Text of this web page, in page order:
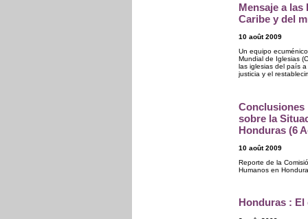
Mensaje a las
Caribe y del
10 août 2009
Un equipo
Mundial de Iglesias
las iglesias del país
justicia y el
Conclusiones
sobre la
Honduras (6
10 août 2009
Reporte de la
Humanos en
Honduras :